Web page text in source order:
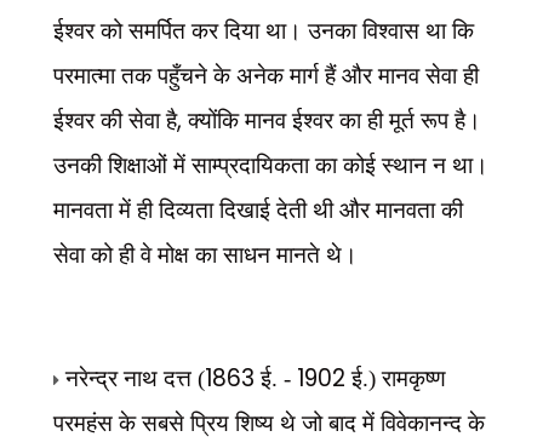
ईश्वर को समर्पित कर दिया था। उनका विश्वास था कि
परमात्मा तक पहुँचने के अनेक मार्ग हैं और मानव सेवा ही
ईश्वर की सेवा है,क्योंकि मानव ईश्वर का ही मूर्त रूप है।
उनकी शिक्षाओं में साम्प्रदायिकता का कोई स्थान न था।
मानवता में ही दिव्यता दिखाई देती थी और मानवता की
सेवा को ही वे मोक्ष का साधन मानते थे।
नरेन्द्र नाथ दत्त (1863 ई. - 1902 ई.) रामकृष्ण
परमहंस के सबसे प्रिय शिष्य थे जो बादमें विवेकानन्द के